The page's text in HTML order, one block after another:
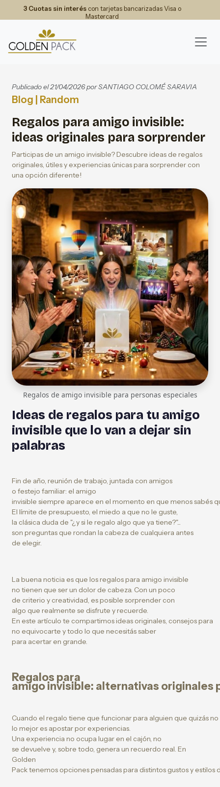
3 Cuotas sin interéscon tarjetas bancarizadas Visa o
Mastercard
Publicado el 21/04/2026 porSANTIAGO COLOMÉ SARAVIA
Blog | Random
Regalos para amigo invisible:
ideas originales para sorprender
Participas de un amigo invisible? Descubre ideas de regalos
originales, útiles y experiencias únicas para sorprender con
una opción diferente!
Regalos de amigo invisible para personas especiales
Ideas de regalos para tu amigo
invisible que lo van a dejar sin
palabras
Fin de año, reunión de trabajo, juntada con amigos
o festejo familiar: el amigo
invisible siempre aparece en el momento en que menos sabés
El límite de presupuesto, el miedo a que no le guste,
la clásica duda de "¿y si le regalo algo que ya tiene?"...
son preguntas que rondan la cabeza de cualquiera antes
de elegir.
La buena noticia es que los regalos para amigo invisible
no tienen que ser un dolor de cabeza. Con un poco
de criterio y creatividad, es posible sorprender con
algo que realmente se disfrute y recuerde.
En este artículo te compartimos ideas originales, consejos para
no equivocarte y todo lo que necesitás saber
para acertar en grande.
Regalos para
amigo invisible: alternativas originales
Cuando el regalo tiene que funcionar para alguien que quizás
lo mejor es apostar por experiencias.
Una experiencia no ocupa lugar en el cajón, no
se devuelve y, sobre todo, genera un recuerdo real. En
Golden
Pack tenemos opciones pensadas para distintos gustos y estilos